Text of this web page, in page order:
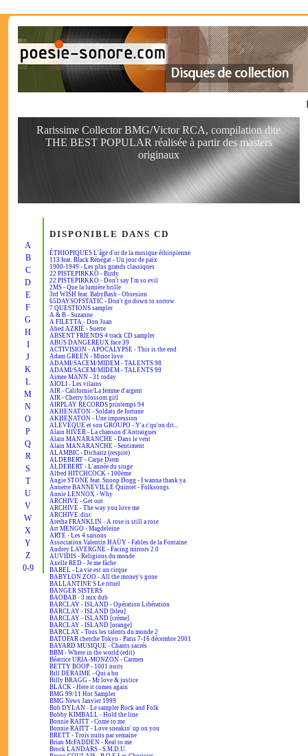
Rarissime Collector BMG/Victor RCA, compilation dite
THE BEST POPULAR réalisée à partir des masters
originaux
A
B
C
D
E
F
G
H
I
J
K
L
M
N
O
P
Q
R
S
T
U
V
W
X
Y
Z
0-9
DISPONIBLE DANS CD
ÉTHIOPIQUES L'âge d'or de la musique éthiopienne
113 feat. Black Rénégat - Un jour de paix
1900-1949 - Les plus grands classiques
22 PISTEPIRKKO - Birdy
22 PISTEPIRKKO - Don't say I'm so evil
2MS - Que la lumière brille
3rd WISH feat. BabyBash - Obsesion
65DAYSOFSTATIC - Don't go down to sorrow
7 QUESTIONS sampler
A & B - Suzanne
A FILETTA - Don Juan
Abed AZRIÉ - Suerte
ABSENT FRIENDS 4 track CD sampler
ABUS DANGEREUX face 39
ACTIVISION - APOCALYPSE - This is the end
Adam GREEN - Minor love
ADAMI/SACEM/MIDEM - TALENTS 98
ADAMI/SACEM/MIDEM - TALENTS 99
Aimee MANN - 31 today
AÏOLI - Les vilains
AIR - Californie/La femme d'argent
AIR - Cherry blossom girl
AIRPLAY RECORDS printemps 94
AKHENATON - Soldats de fortune
AKHENATON - Une impression
ALÉVÊQUE et son GROUPO - Y'a c'qu'on dit...
Alain HIVER - La chanson d'Antraigues
Alain MANARANCHE - Dans le vent
Alain MANARANCHE - Sentiment
ALAMBIC - Dichaïtz (respire)
ALDEBERT - Carpe Diem
ALDEBERT - L'année du singe
Alfred HITCHCOCK - 100ème
Angie STONE feat. Snoop Dogg - I wanna thank ya
Annette BANNEVILLE Quintet - Folksongs
Annie LENNOX - Why
ARCHIVE - Get out
ARCHIVE - The way you love me
ARCHIVE:disc
Aretha FRANKLIN - A rose is still a rose
Art MENGO - Magdeleine
ARTE - Les 4 saisons
Association Valentin HAÜY - Fables de la Fontaine
Audrey LAVERGNE - Facing mirrors 2.0
AUVIDIS - Religions du monde
Axelle RED - Je me fâche
BABEL - La vie est un cirque
BABYLON ZOO - All the money's gone
BALLANTINE'S Le rituel
BANGER SISTERS
BAOBAB - 3 mix dub
BARCLAY - ISLAND - Opération Libération
BARCLAY - ISLAND [bleu]
BARCLAY - ISLAND [crème]
BARCLAY - ISLAND [orange]
BARCLAY - Tous les talents du monde 2
BATOFAR cherche Tokyo - Paris 7-16 décembre 2001
BAYARD MUSIQUE - Chants sacrés
BBM - Where in the world (edit)
Béatrice URIA-MONZON - Carmen
BETTY BOOP - 1001 nuits
Bill DERAIME - Qui a bu
Billy BRAGG - Mr love & justice
BLACK - Here it comes again
BMG 99/11 Hot Sampler
BMG News Janvier 1999
Bob DYLAN - Le sampler Rock and Folk
Bobby KIMBALL - Hold the line
Bonnie RAITT - Come to me
Bonnie RAITT - Love sneakin' up on you
BRETT - Trois nuits par semaine
Brian McFADDEN - Real to me
Brock LANDARS - S.M.D.U.